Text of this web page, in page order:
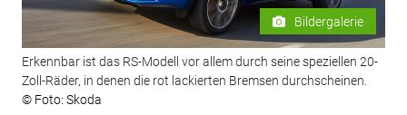
Bildergalerie
Erkennbar ist das RS-Modell vor allem durch seine speziellen 20-
Zoll-Räder, in denen die rot lackierten Bremsen durchscheinen.
© Foto: Skoda